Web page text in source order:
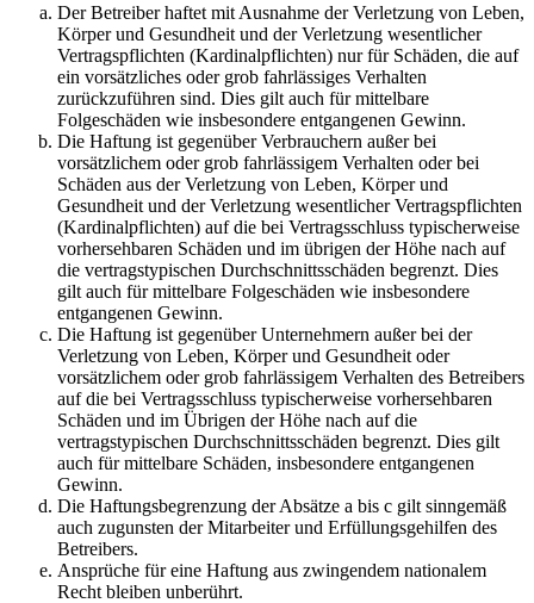
Der Betreiber haftet mit Ausnahme der Verletzung von Leben,
Körper und Gesundheit und der Verletzung wesentlicher
Vertragspflichten (Kardinalpflichten) nur für Schäden, die auf
ein vorsätzliches oder grob fahrlässiges Verhalten
zurückzuführen sind. Dies gilt auch für mittelbare
Folgeschäden wie insbesondere entgangenen Gewinn.
Die Haftung ist gegenüber Verbrauchern außer bei
vorsätzlichem oder grob fahrlässigem Verhalten oder bei
Schäden aus der Verletzung von Leben, Körper und
Gesundheit und der Verletzung wesentlicher Vertragspflichten
(Kardinalpflichten) auf die bei Vertragsschluss typischerweise
vorhersehbaren Schäden und im übrigen der Höhe nach auf
die vertragstypischen Durchschnittsschäden begrenzt. Dies
gilt auch für mittelbare Folgeschäden wie insbesondere
entgangenen Gewinn.
Die Haftung ist gegenüber Unternehmern außer bei der
Verletzung von Leben, Körper und Gesundheit oder
vorsätzlichem oder grob fahrlässigem Verhalten des Betreibers
auf die bei Vertragsschluss typischerweise vorhersehbaren
Schäden und im Übrigen der Höhe nach auf die
vertragstypischen Durchschnittsschäden begrenzt. Dies gilt
auch für mittelbare Schäden, insbesondere entgangenen
Gewinn.
Die Haftungsbegrenzung der Absätze a bis c gilt sinngemäß
auch zugunsten der Mitarbeiter und Erfüllungsgehilfen des
Betreibers.
Ansprüche für eine Haftung aus zwingendem nationalem
Recht bleiben unberührt.